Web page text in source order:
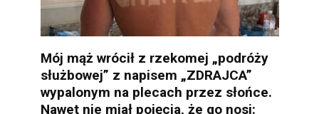
Mój mąż wrócił z rzekomej „podróży
służbowej” z napisem „ZDRAJCA”
wypalonym na plecach przez słońce.
Nawet nie miał pojęcia, że go nosi: